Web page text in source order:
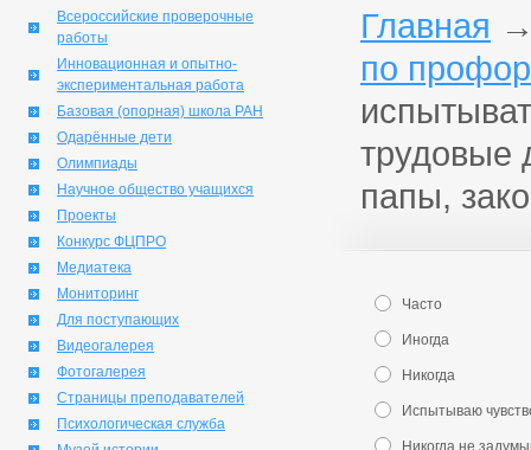
Всероссийские проверочные
работы
Инновационная и опытно-
экспериментальная работа
Базовая (опорная) школа РАН
Одарённые дети
Олимпиады
Научное общество учащихся
Проекты
Конкурс ФЦПРО
Медиатека
Мониторинг
Для поступающих
Видеогалерея
Фотогалерея
Страницы преподавателей
Психологическая служба
Главная
по
трудовые
папы,
Часто
Иногда
Никогда
Испытываю
Никогда не